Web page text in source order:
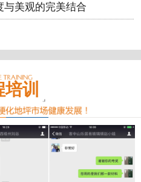
与美观的完美结合
训